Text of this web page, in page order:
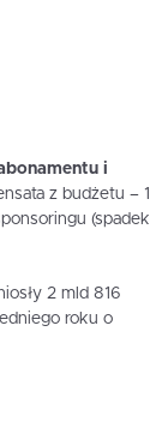
i
z budżetu – 1
(spadek
2 mld 816
roku o